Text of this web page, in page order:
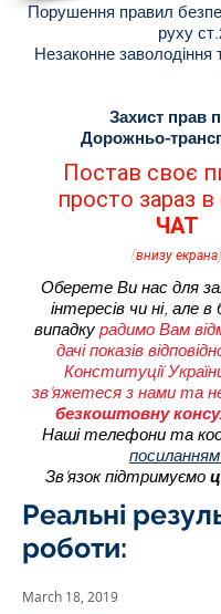
Порушення правил
руху
Незаконне заволодіння
Захист прав
Дорожньо-
Постав своє
просто зараз
ЧАТ
(внизу екрана)
Оберете Ви нас для
інтересів чи ні, але
випадку радимо Вам
дачі показів
Конституції
зв'яжетеся з нами та
безкоштовну
Наші телефони та
Зв'язок підтримуємо
Реальні
роботи:
March 18, 2019